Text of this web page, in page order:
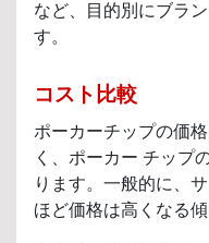
など、目的別にブラ
す。
コスト比較
ポーカーチップの価
く、ポーカー チップ
ります。一般的に、
ほど価格は高くなる傾